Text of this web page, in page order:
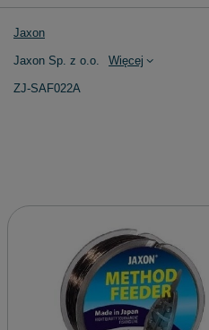
Jaxon
Jaxon Sp. z o.o. Więcej
ZJ-SAF022A